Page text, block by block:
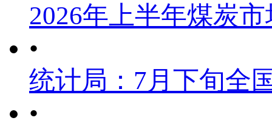
2026年上半年煤炭
•
统计局：7月下旬全
•